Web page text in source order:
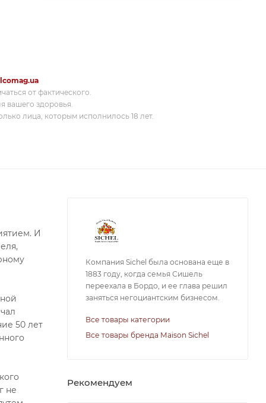
от фактического.
вашего здоровья.
лица, которым исполнилось 18 лет.
И
50 лет
не
Компания Sichel была основана еще в
1883 году, когда семья Сишель
переехала в Бордо, и ее глава решил
заняться негоциантским бизнесом.
Все товары категории
Все товары бренда Maison Sichel
Рекомендуем